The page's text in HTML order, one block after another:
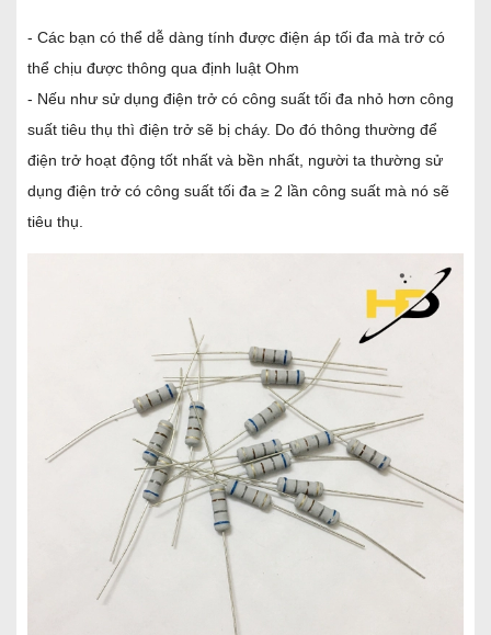
- Các bạn có thể dễ dàng tính được điện áp tối đa mà trở có
thể chịu được thông qua định luật Ohm
- Nếu như sử dụng điện trở có công suất tối đa nhỏ hơn công
suất tiêu thụ thì điện trở sẽ bị cháy. Do đó thông thường để
điện trở hoạt động tốt nhất và bền nhất, người ta thường sử
dụng điện trở có công suất tối đa ≥ 2 lần công suất mà nó sẽ
tiêu thụ.